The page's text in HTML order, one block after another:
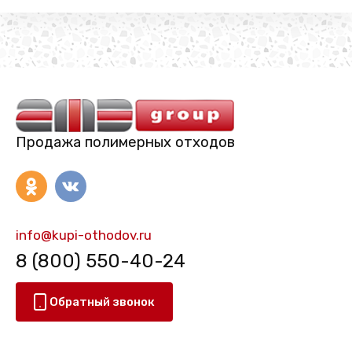
Продажа полимерных отходов
info@kupi-othodov.ru
8 (800) 550-40-24
Обратный звонок